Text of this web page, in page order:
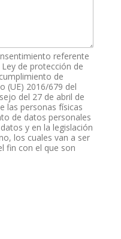
referente
de protección de
de
(UE) 2016/679 del
del 27 de abril de
las personas físicas
de datos personales
y en la legislación
los cuales van a ser
fin con el que son